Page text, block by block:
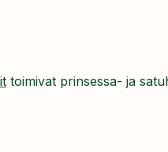
toimivat prinsessa- ja